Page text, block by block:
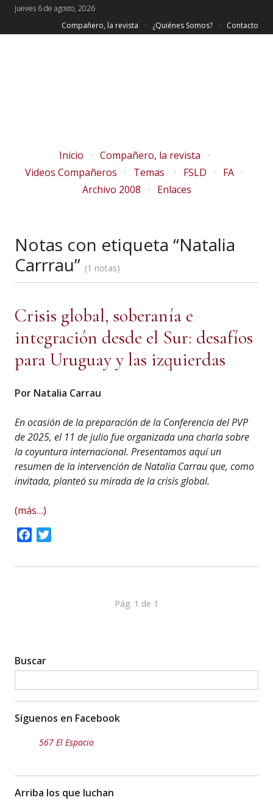
jueves 6 de agosto, 2026
Compañero, la revista
¿Quiénes Somos? Contacto
Inicio
Compañero, la revista
Videos Compañeros
Temas FSLD
FA
Archivo 2008
Enlaces
Notas con etiqueta “Natalia
Carrrau”
1 notas
Crisis global, soberanía e
integración desde el Sur: desafíos
para Uruguay y las izquierdas
Por Natalia Carrau
En ocasión de la preparación de la Conferencia del PVP
de 2025, el 11 de julio fue organizada una charla sobre
la coyuntura internacional. Presentamos aquí un
resumen de la intervención de Natalia Carrau que, como
invitada, planteó su mirada de la crisis global.
(más…)
Facebook
Pág. 1 de 1
Buscar
Síguenos en Facebook
567 El Espacio
Arriba los que luchan